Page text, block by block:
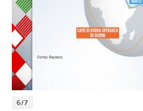
6/7